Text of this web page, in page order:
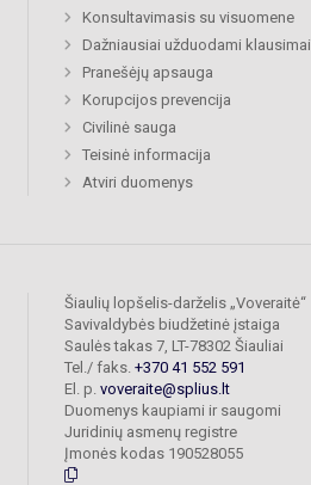
Konsultavimasis su visuomene
Dažniausiai užduodami klausimai
Pranešėjų apsauga
Korupcijos prevencija
Civilinė sauga
Teisinė informacija
Atviri duomenys
Šiaulių lopšelis-darželis „Voveraitė“
Savivaldybės biudžetinė įstaiga
Saulės takas 7, LT-78302 Šiauliai
Tel./ faks. +370 41 552 591
El. p. voveraite@splius.lt
Duomenys kaupiami ir saugomi
Juridinių asmenų registre
Įmonės kodas 190528055